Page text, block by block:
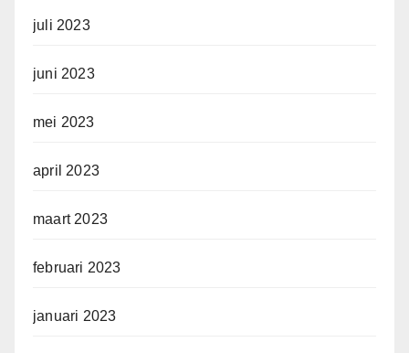
juli 2023
juni 2023
mei 2023
april 2023
maart 2023
februari 2023
januari 2023